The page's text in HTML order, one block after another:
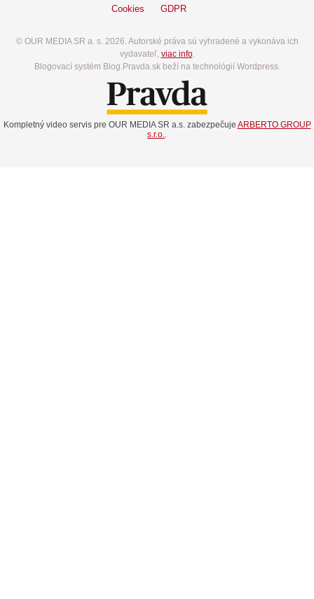
Cookies GDPR
© OUR MEDIA SR a. s. 2026. Autorské práva sú vyhradené a vykonáva ich
vydavateľ, viac info.
Blogovací systém Blog.Pravda.sk beží na technológií Wordpress.
Kompletný video servis pre OUR MEDIA SR a.s. zabezpečuje ARBERTO GROUP
s.r.o.